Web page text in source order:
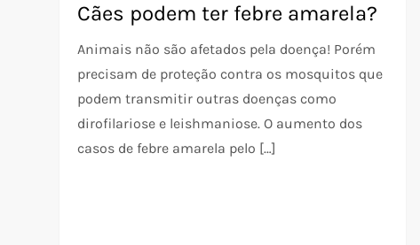
Cães podem ter febre amarela?
Animais não são afetados pela doença! Porém
precisam de proteção contra os mosquitos que
podem transmitir outras doenças como
dirofilariose e leishmaniose. O aumento dos
casos de febre amarela pelo […]